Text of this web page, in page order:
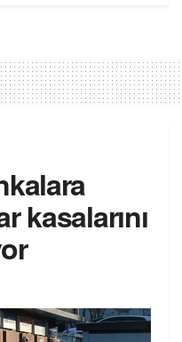
kasalarını